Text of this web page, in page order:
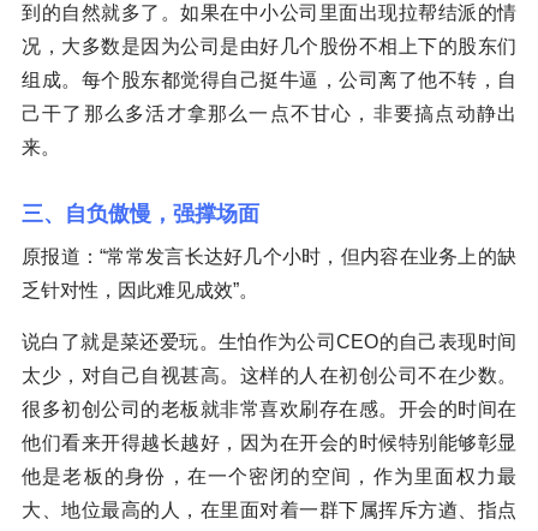
到的自然就多了。如果在中小公司里面出现拉帮结派的情
况，大多数是因为公司是由好几个股份不相上下的股东们
组成。每个股东都觉得自己挺牛逼，公司离了他不转，自
己干了那么多活才拿那么一点不甘心，非要搞点动静出
来。
三、自负傲慢，强撑场面
原报道：“常常发言长达好几个小时，但内容在业务上的缺
乏针对性，因此难见成效”。
说白了就是菜还爱玩。生怕作为公司CEO的自己表现时间
太少，对自己自视甚高。这样的人在初创公司不在少数。
很多初创公司的老板就非常喜欢刷存在感。开会的时间在
他们看来开得越长越好，因为在开会的时候特别能够彰显
他是老板的身份，在一个密闭的空间，作为里面权力最
大、地位最高的人，在里面对着一群下属挥斥方遒、指点